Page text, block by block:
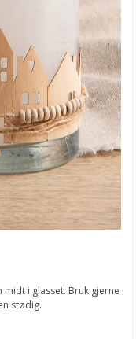
i glasset. Bruk gjerne
stødig.